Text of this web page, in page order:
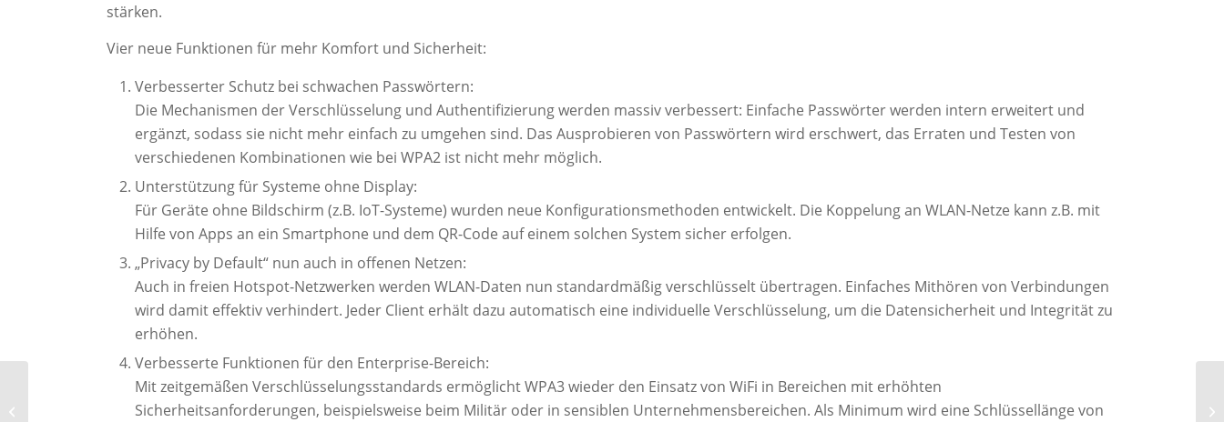
stärken.
Vier neue Funktionen für mehr Komfort und Sicherheit:
Verbesserter Schutz bei schwachen Passwörtern:
Die Mechanismen der Verschlüsselung und Authentifizierung werden massiv verbessert: Einfache Passwörter werden intern erweitert und
ergänzt, sodass sie nicht mehr einfach zu umgehen sind. Das Ausprobieren von Passwörtern wird erschwert, das Erraten und Testen von
verschiedenen Kombinationen wie bei WPA2 ist nicht mehr möglich.
Unterstützung für Systeme ohne Display:
Für Geräte ohne Bildschirm (z.B. IoT-Systeme) wurden neue Konfigurationsmethoden entwickelt. Die Koppelung an WLAN-Netze kann z.B. mit
Hilfe von Apps an ein Smartphone und dem QR-Code auf einem solchen System sicher erfolgen.
„Privacy by Default“ nun auch in offenen Netzen:
Auch in freien Hotspot-Netzwerken werden WLAN-Daten nun standardmäßig verschlüsselt übertragen. Einfaches Mithören von Verbindungen
wird damit effektiv verhindert. Jeder Client erhält dazu automatisch eine individuelle Verschlüsselung, um die Datensicherheit und Integrität zu
erhöhen.
Verbesserte Funktionen für den Enterprise-Bereich:
Mit zeitgemäßen Verschlüsselungsstandards ermöglicht WPA3 wieder den Einsatz von WiFi in Bereichen mit erhöhten
Sicherheitsanforderungen, beispielsweise beim Militär oder in sensiblen Unternehmensbereichen. Als Minimum wird eine Schlüssellänge von
Austria Cyber Security
Challenge: nach dem